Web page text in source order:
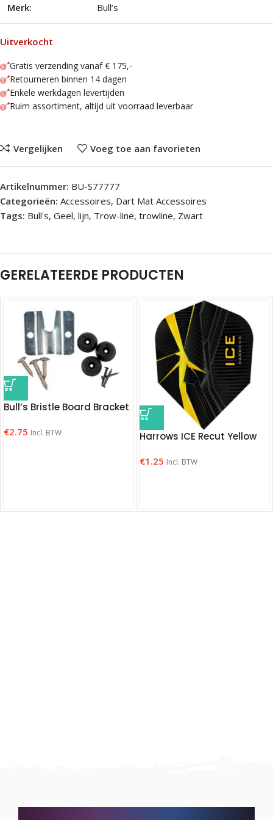
Merk: Bull’s
Uitverkocht
Gratis verzending vanaf € 175,-
Retourneren binnen 14 dagen
Enkele werkdagen levertijden
Ruim assortiment, altijd uit voorraad leverbaar
Vergelijken Voeg toe aan favorieten
Artikelnummer: BU-S77777
Categorieën: Accessoires, Dart Mat Accessoires
Tags: Bull's, Geel, lijn, Trow-line, trowline, Zwart
GERELATEERDE PRODUCTEN
Bull’s Bristle Board Bracket
€2.75 Incl. BTW Harrows ICE Recut Yellow
€1.25 Incl. BTW